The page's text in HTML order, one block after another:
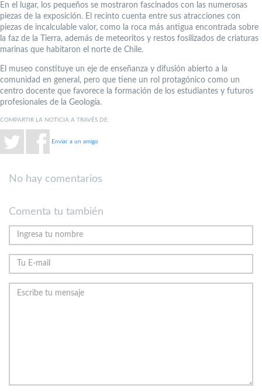
En el lugar, los pequeños se mostraron fascinados con las numerosas
piezas de la exposición. El recinto cuenta entre sus atracciones con
piezas de incalculable valor, como la roca más antigua encontrada sobre
la faz de la Tierra, además de meteoritos y restos fosilizados de criaturas
marinas que habitaron el norte de Chile.
El museo constituye un eje de enseñanza y difusión abierto a la
comunidad en general, pero que tiene un rol protagónico como un
centro docente que favorece la formación de los estudiantes y futuros
profesionales de la Geología.
COMPARTIR LA NOTICIA A TRAVÉS DE:
Enviar a un amigo
No hay comentarios
Comenta tu también